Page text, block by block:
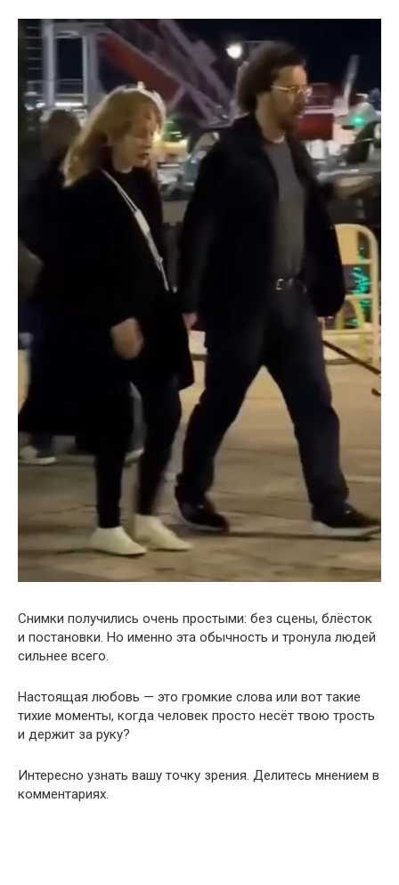
Снимки получились очень простыми: без сцены, блёсток
и постановки. Но именно эта обычность и тронула людей
сильнее всего.
Настоящая любовь — это громкие слова или вот такие
тихие моменты, когда человек просто несёт твою трость
и держит за руку?
Интересно узнать вашу точку зрения. Делитесь мнением в
комментариях.